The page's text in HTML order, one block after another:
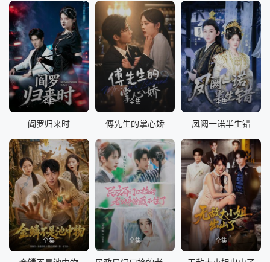
全集
阎罗归来时
全集
傅先生的掌心娇
全集
凤阙一诺半生错
全集 全集 全集